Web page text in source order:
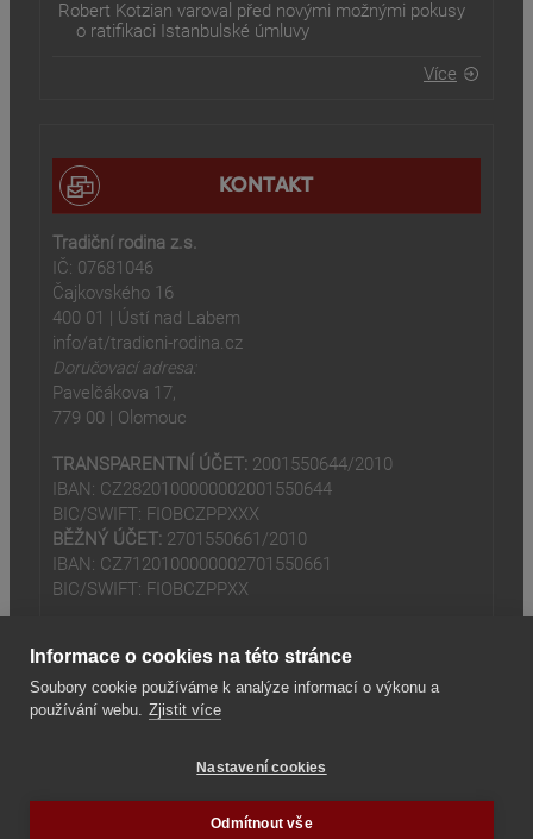
Robert Kotzian varoval před novými možnými pokusy
o ratifikaci Istanbulské úmluvy
Více
KONTAKT
Tradiční rodina z.s.
IČ: 07681046
Čajkovského 16
400 01 | Ústí nad Labem
info/at/tradicni-rodina.cz
Doručovací adresa:
Pavelčákova 17,
779 00 | Olomouc
TRANSPARENTNÍ ÚČET: 2001550644/2010
IBAN: CZ2820100000002001550644
BIC/SWIFT: FIOBCZPPXXX
BĚŽNÝ ÚČET: 2701550661/2010
IBAN: CZ7120100000002701550661
BIC/SWIFT: FIOBCZPPXX
Seznam odkazů
(odkaz je externí)
Informace o cookies na této stránce
Soubory cookie používáme k analýze informací o výkonu a
používání webu. Zjistit více
Nastavení cookies
Odmítnout vše